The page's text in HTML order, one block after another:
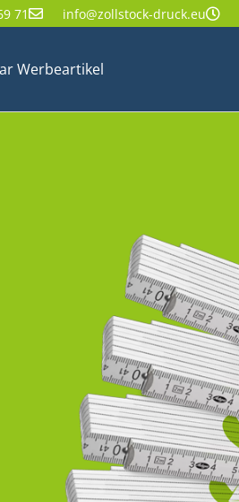
71 info@zollstock-druck.eu
Werbeartikel